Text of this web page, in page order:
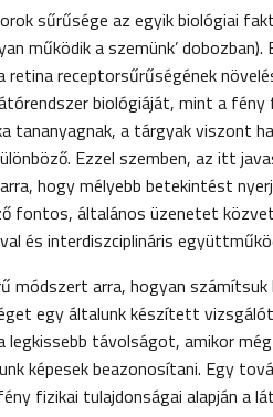
sűrűsége az egyik biológiai
működik a szemünk’
receptorsűrűségének
biológiáját, mint a
tananyagnak, a tárgyak viszont
Ezzel szemben, az itt
hogy mélyebb betekintést
fontos, általános üzenetet
és interdiszciplináris
módszert arra, hogyan
egy általunk készített
legkissebb távolságot, amikor
képesek beazonosítani. Egy
fizikai tulajdonságai alapján a